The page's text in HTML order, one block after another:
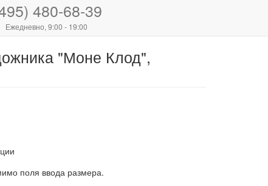
480-68-39
Ежедневно, 9:00 - 19:00
"Моне Клод",
поля ввода размера.